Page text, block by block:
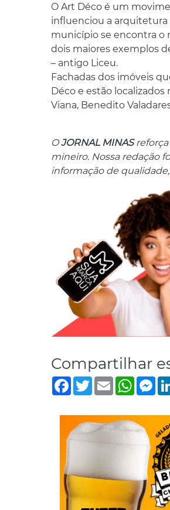
O Art Déco é um
influenciou a arquitetura
município se encontra o
dois maiores exemplos
– antigo Liceu.
Fachadas dos imóveis
Déco e estão localizados
Viana, Benedito
OJORNAL MINASreforça
mineiro. Nossa redação
informação de
Compartilhar
Facebook
TwitterEmail